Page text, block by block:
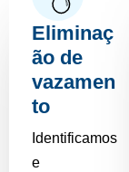
Eliminaç
ão de
vazamen
to
Identificamos
e